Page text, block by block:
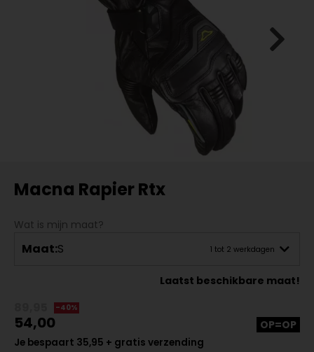
Macna Rapier Rtx
Wat is mijn maat?
Maat:S 1 tot 2 werkdagen
Laatst beschikbare maat!
-40%
54,00
Je bespaart 35,95 + gratis verzending
OP=OP